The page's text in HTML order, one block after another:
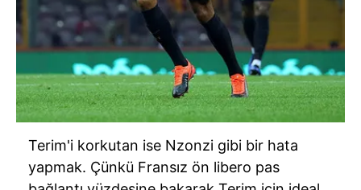
Terim'i korkutan ise Nzonzi gibi bir hata
yapmak. Çünkü Fransız ön libero pas